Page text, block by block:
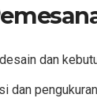
dan
dan pengukuran